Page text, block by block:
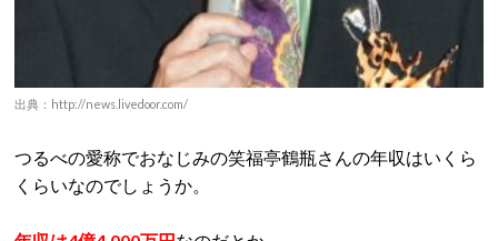
出典：http://news.livedoor.com/
つるべの愛称でおなじみの笑福亭鶴瓶さんの年収はいくら
くらいなのでしょうか。